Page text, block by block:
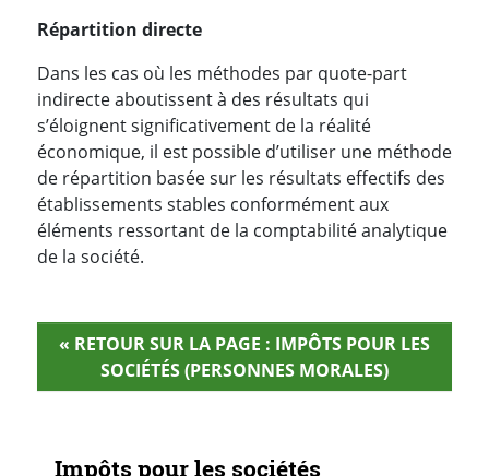
Répartition directe
Dans les cas où les méthodes par quote-part
indirecte aboutissent à des résultats qui
s’éloignent significativement de la réalité
économique, il est possible d’utiliser une méthode
de répartition basée sur les résultats effectifs des
établissements stables conformément aux
éléments ressortant de la comptabilité analytique
de la société.
« RETOUR SUR LA PAGE : IMPÔTS POUR LES
SOCIÉTÉS (PERSONNES MORALES)
Navigation secondaire
Impôts pour les sociétés